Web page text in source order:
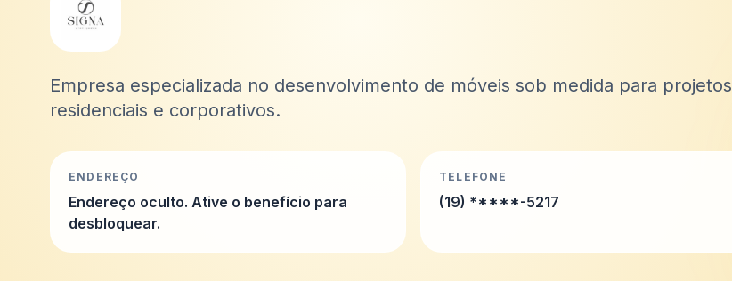
Empresa especializada no desenvolvimento de móveis sob medida para projetos
residenciais e corporativos.
ENDEREÇO
Endereço oculto. Ative o benefício para
desbloquear.
TELEFONE
(19) *****-5217